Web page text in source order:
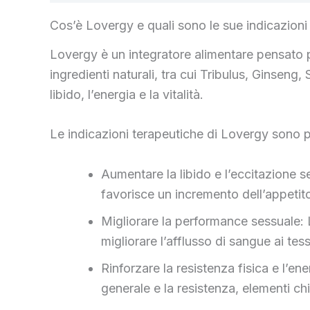
Cos’è Lovergy e quali sono le sue
Lovergy è un integratore alimentare
ingredienti naturali, tra cui Tribulus,
libido, l’energia e la vitalità.
Le indicazioni terapeutiche di Lovergy sono
Aumentare la libido e l’eccitazione
favorisce un incremento
Migliorare la performance
migliorare l’afflusso di sangue ai
Rinforzare la resistenza fisica e
generale e la resistenza, elementi